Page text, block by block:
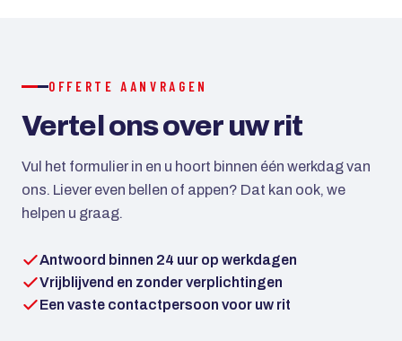
OFFERTE AANVRAGEN
Vertel ons over uw rit
Vul het formulier in en u hoort binnen één werkdag van
ons. Liever even bellen of appen? Dat kan ook, we
helpen u graag.
Antwoord binnen 24 uur op werkdagen
Vrijblijvend en zonder verplichtingen
Een vaste contactpersoon voor uw rit